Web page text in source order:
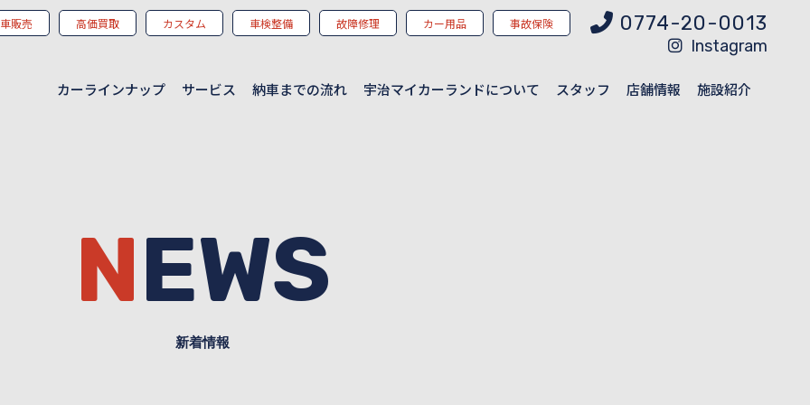
販売 高価買取 カスタム 車検整備 故障修理 カー用品 事故保険 0774-20-0013
Instagram
カーラインナップ サービス 納車までの流れ 宇治マイカーランドについて スタッフ 店舗情報 施設紹介
NEWS
新着情報